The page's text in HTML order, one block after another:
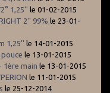
1,25'' le 01-02-2015
2'' 99% le 23-01-
1,25'' le 14-01-2015
pouce le 13-01-2015
1ère main le 13-01-2015
le 11-01-2015
le 25-12-2014